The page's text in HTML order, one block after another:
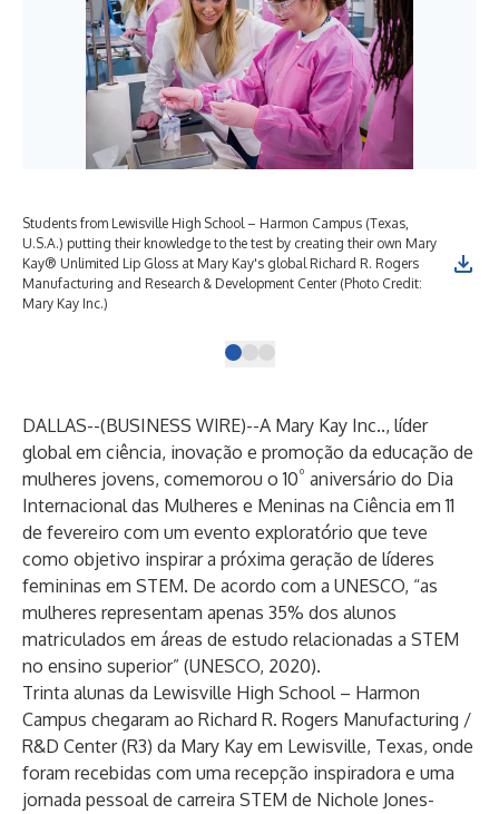
Students from Lewisville High School – Harmon Campus (Texas,
U.S.A.) putting their knowledge to the test by creating their own Mary
Kay® Unlimited Lip Gloss at Mary Kay's global Richard R. Rogers
Manufacturing and Research & Development Center (Photo Credit:
Mary Kay Inc.)
DALLAS--(BUSINESS WIRE)--A Mary Kay Inc.., líder
global em ciência, inovação e promoção da educação de
mulheres jovens, comemorou o 10º aniversário do Dia
Internacional das Mulheres e Meninas na Ciência em 11
de fevereiro com um evento exploratório que teve
como objetivo inspirar a próxima geração de líderes
femininas em STEM. De acordo com a UNESCO, “as
mulheres representam apenas 35% dos alunos
matriculados em áreas de estudo relacionadas a STEM
no ensino superior” (UNESCO, 2020).
Trinta alunas da Lewisville High School – Harmon
Campus chegaram ao Richard R. Rogers Manufacturing /
R&D Center (R3) da Mary Kay em Lewisville, Texas, onde
foram recebidas com uma recepção inspiradora e uma
jornada pessoal de carreira STEM de Nichole Jones-